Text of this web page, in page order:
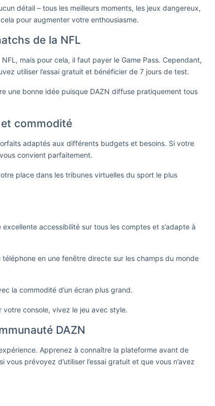
détail – tous les meilleurs moments, les jeux dangereux,
pour augmenter votre enthousiasme.
de la NFL
mais pour cela, il faut payer le Game Pass. Cependant,
utiliser l’essai gratuit et bénéficier de 7 jours de test.
une bonne idée puisque DAZN diffuse pratiquement tous
commodité
adaptés aux différents budgets et besoins. Si votre
convient parfaitement.
place dans les tribunes virtuelles du sport le plus
accessibilité sur tous les comptes et s’adapte à
téléphone en une fenêtre directe sur les champs du monde
la commodité d’un écran plus grand.
votre console, vivez le jeu avec style.
DAZN
Apprenez à connaître la plateforme avant de
prévoyez d’utiliser l’essai gratuit et que vous n’avez